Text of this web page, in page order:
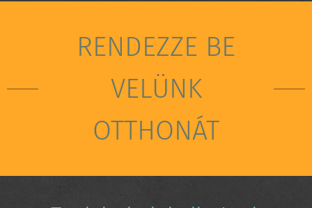
RENDEZZE BE
VELÜNK
OTTHONÁT